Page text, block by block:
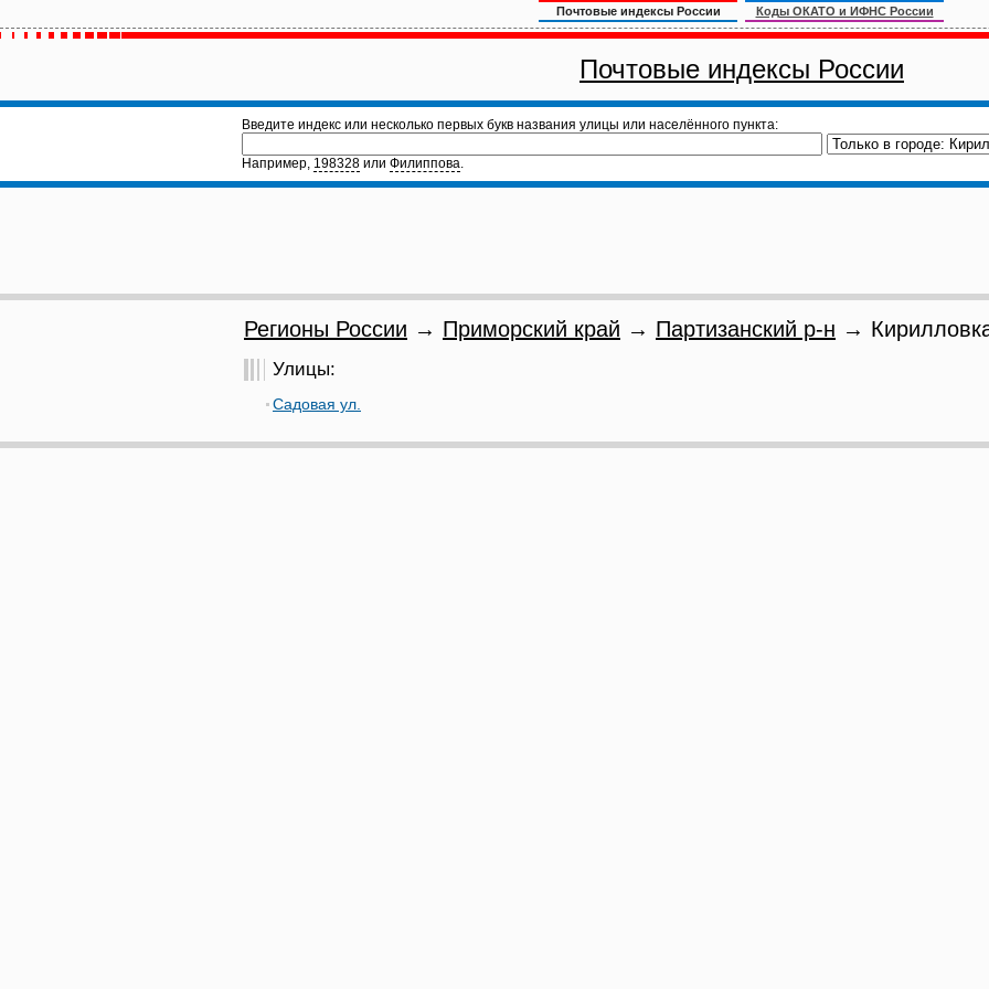
Почтовые индексы России Коды ОКАТО и ИФНС России
Почтовые индексы России
Введите индекс или несколько первых букв названия улицы или населённого пункта:
Например, 198328 или Филиппова.
Регионы России → Приморский край → Партизанский р-н →
Улицы:
Садовая ул.